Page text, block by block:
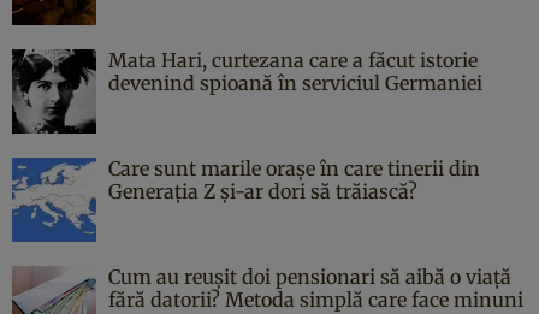
Mata Hari, curtezana care a făcut istorie
devenind spioană în serviciul Germaniei
Care sunt marile orașe în care tinerii din
Generația Z și-ar dori să trăiască?
Cum au reușit doi pensionari să aibă o viață
fără datorii? Metoda simplă care face minuni